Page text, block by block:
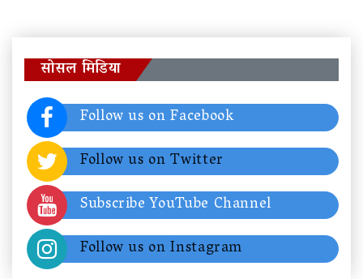
सोसल मिडिया
Follow us on Facebook
Follow us on Twitter
Subscribe YouTube Channel
Follow us on Instagram